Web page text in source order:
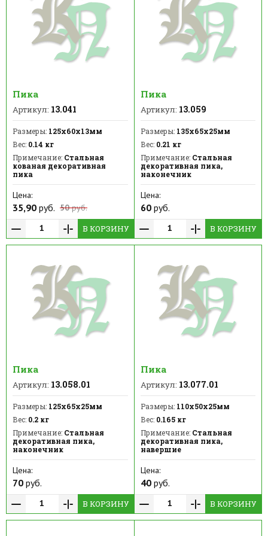
Пика
Артикул: 13.041
Размеры: 125х60х13мм
Вес: 0.14 кг
Примечание: Стальная
кованая декоративная
пика
Цена:
35,90 руб. 50руб.
В КОРЗИНУ
Пика
Артикул: 13.059
Размеры:135х65х25мм
Вес:0.21 кг
Примечание:Стальная
декоративная пика,
наконечник
Цена:
60руб.
В КОРЗИНУ
Пика
Артикул: 13.058.01
Размеры: 125х65х25мм
Вес: 0.2 кг
Примечание: Стальная
декоративная пика,
наконечник
Цена:
70 руб.
В КОРЗИНУ
Пика
Артикул: 13.077.01
Размеры:110х50х25мм
Вес:0.165 кг
Примечание:Стальная
декоративная пика,
навершие
Цена:
40руб.
В КОРЗИНУ